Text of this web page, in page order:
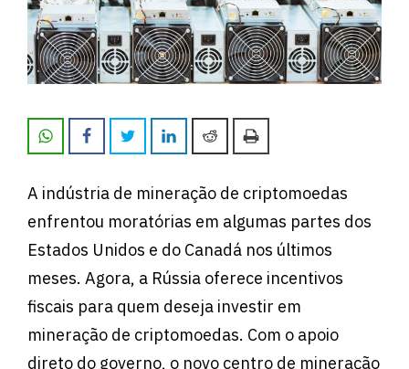
A indústria de mineração de criptomoedas
enfrentou moratórias em algumas partes dos
Estados Unidos e do Canadá nos últimos
meses. Agora, a Rússia oferece incentivos
fiscais para quem deseja investir em
mineração de criptomoedas. Com o apoio
direto do governo, o novo centro de mineração